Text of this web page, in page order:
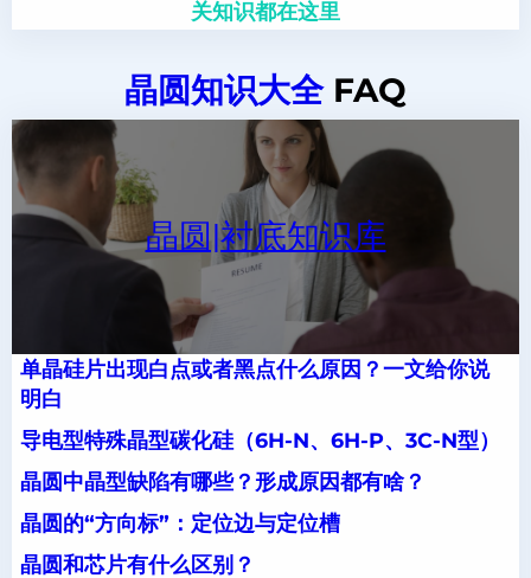
关知识都在这里
晶圆知识大全FAQ
晶圆|衬底知识库
单晶硅片出现白点或者黑点什么原因？一文给你说
明白
导电型特殊晶型碳化硅（6H-N、6H-P、3C-N型）
晶圆中晶型缺陷有哪些？形成原因都有啥？
晶圆的“方向标”：定位边与定位槽
晶圆和芯片有什么区别？